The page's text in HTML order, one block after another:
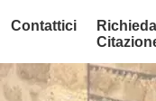
Contattici